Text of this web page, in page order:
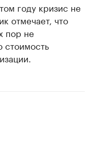
году кризис не
отмечает, что
пор не
стоимость